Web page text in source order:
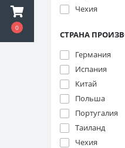
0
Чехия
СТРАНА
Германия
Испания
Китай
Польша
Португалия
Таиланд
Чехия